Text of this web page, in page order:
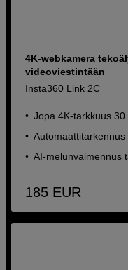
4K-webkamera
videoviestintään
Insta360 Link 2C
Jopa 4K-tarkkuus 30
Automaattitarkennus
AI-melunvaimennus
185 EUR